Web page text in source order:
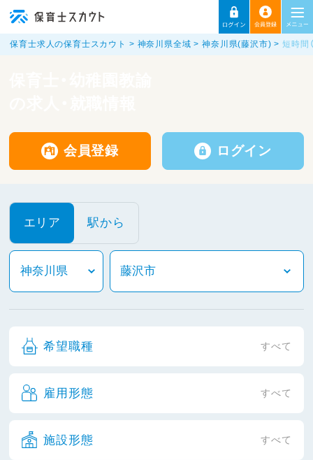
保育士求人の保育士スカウト 神奈川県全域 神奈川県(藤沢市) 短時間
会員登録 ログイン
エリア 駅から
希望職種 すべて
雇用形態 すべて
施設形態 すべて